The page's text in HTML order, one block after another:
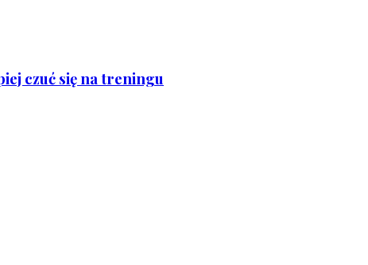
czuć się na treningu